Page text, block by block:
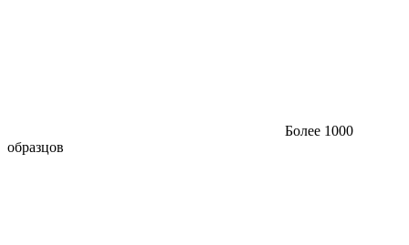
Более 1000
образцов